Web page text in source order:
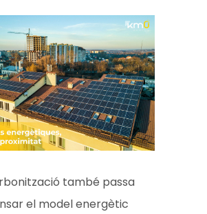
també passa
el model energètic